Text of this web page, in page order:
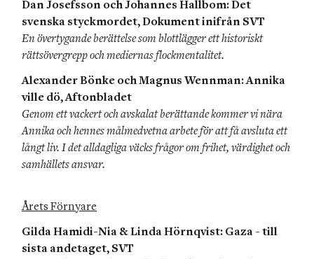
Dan Josefsson och Johannes Hallbom: Det
svenska styckmordet, Dokument inifrån SVT
En övertygande berättelse som blottlägger ett historiskt
rättsövergrepp och mediernas flockmentalitet.
Alexander Bönke och Magnus Wennman: Annika
ville dö, Aftonbladet
Genom ett vackert och avskalat berättande kommer vi nära
Annika och hennes målmedvetna arbete för att få avsluta ett
långt liv. I det alldagliga väcks frågor om frihet, värdighet och
samhällets ansvar.
Årets Förnyare
Gilda Hamidi-Nia & Linda Hörnqvist: Gaza - till
sista andetaget, SVT